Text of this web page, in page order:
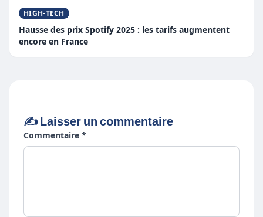
HIGH-TECH
Hausse des prix Spotify 2025 : les tarifs augmentent
encore en France
✍️ Laisser un commentaire
Commentaire *